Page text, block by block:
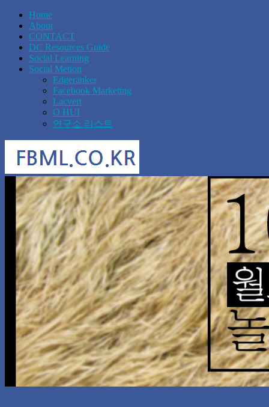
Home
About
CONTACT
DC Resources Guide
Social Learning
Social Metion
Edgeranker
Facebook Marketing
Lacvert
O HUI
연구소 리스트